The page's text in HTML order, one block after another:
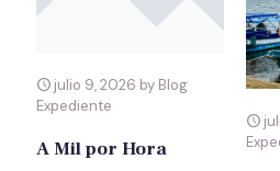
julio 9, 2026 by Blog
Expediente
A Mil por Hora